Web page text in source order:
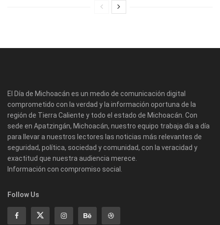
El Día de Michoacán es un medio de comunicación digital
comprometido con la verdad y la información oportuna de la
región de Tierra Caliente y todo el estado de Michoacán. Con
sede en Apatzingán, Michoacán, nuestro equipo trabaja día a día
para llevar a nuestros lectores las noticias más relevantes de
seguridad, política, sociedad y comunidad, con la veracidad y
exactitud que nuestra audiencia merece.
Información con compromiso social.
Follow Us